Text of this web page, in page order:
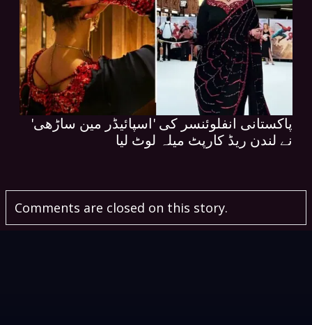
پاکستانی انفلوئنسر کی 'اسپائیڈر مین ساڑھی'
نے لندن ریڈ کارپٹ میلہ لوٹ لیا
Comments are closed on this story.